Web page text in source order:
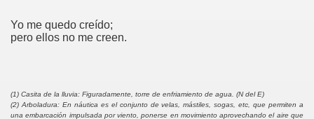
Yo me quedo creído;
pero ellos no me creen.
(1) Casita de la lluvia: Figuradamente, torre de enfriamiento de agua. (N del E)
(2) Arboladura: En náutica es el conjunto de velas, mástiles, sogas, etc, que permiten a
una embarcación impulsada por viento, ponerse en movimiento aprovechando el aire que